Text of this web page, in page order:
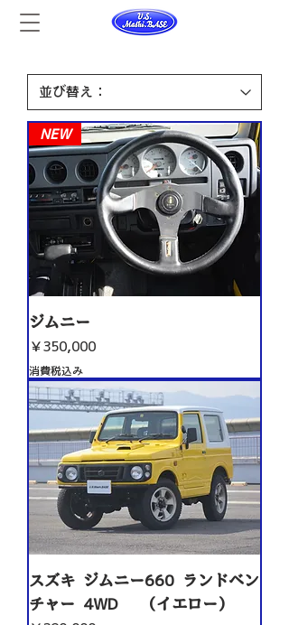
NEW
ジムニー
価格
￥350,000
消費税込み
スズキ ジムニー660 ランドベン
チャー 4WD （イエロー）